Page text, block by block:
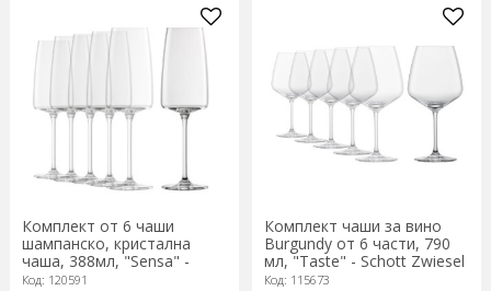
Комплект от 6 чаши
шампанско, кристална
чаша, 388мл, "Sensa" -
Schott Zwiesel
Код: 120591
Комплект чаши за вино
Burgundy от 6 части, 790
мл, "Taste" - Schott Zwiesel
Код: 115673